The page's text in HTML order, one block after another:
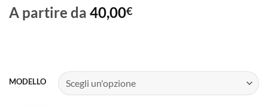
A partire da 40,00€
MODELLO